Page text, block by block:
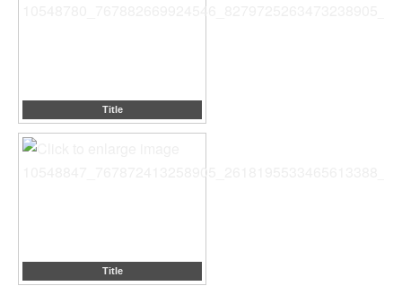
Title
Title